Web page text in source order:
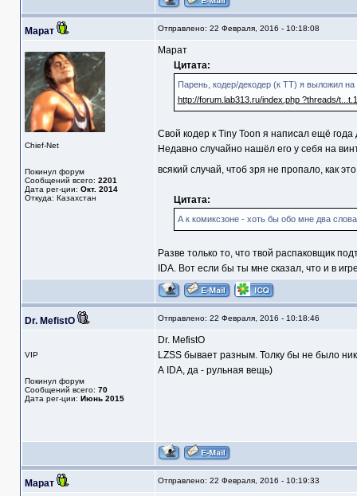
Марат Отправлено: 22 Февраля, 2016 - 10:18:08
Chief-Net
Покинул форум
Сообщений всего: 2201
Дата рег-ции: Окт. 2014
Откуда: Казахстан
Марат
Цитата:
Парень, кодер/декодер (к ТТ) я выложил
http://forum.lab313.ru/index.php ?threads/
Свой кодер к Tiny Toon я написал ещё года
Недавно случайно нашёл его у себя на
всякий случай, чтоб зря не пропало, как
Цитата:
А к комиксзоне - хоть бы обо мне два
Разве только то, что твой распаковщик
IDA. Вот если бы ты мне сказал, что и в
Dr. MefistO Отправлено: 22 Февраля, 2016 - 10:18:46
VIP
Покинул форум
Сообщений всего: 70
Дата рег-ции: Июнь 2015
Dr. MefistO
LZSS бывает разным. Толку бы не было
А IDA, да - рульная вещь)
Марат Отправлено: 22 Февраля, 2016 - 10:19:33